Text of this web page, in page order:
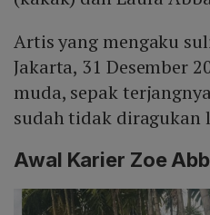
Artis yang mengaku
Jakarta, 31 Desember
muda, sepak
sudah tidak diragukan
Awal Karier Zoe